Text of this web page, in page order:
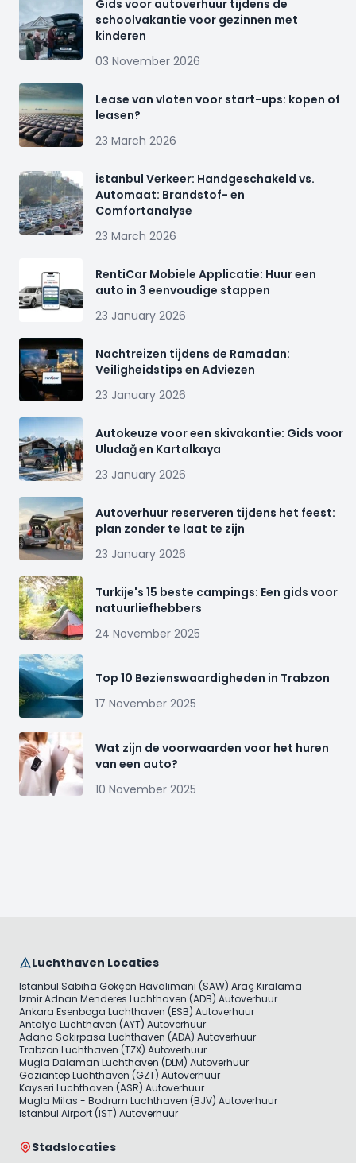
Gids voor autoverhuur tijdens de
schoolvakantie voor gezinnen met
kinderen
03 November 2026
Lease van vloten voor start-ups: kopen of
leasen?
23 March 2026
İstanbul Verkeer: Handgeschakeld vs.
Automaat: Brandstof- en
Comfortanalyse
23 March 2026
RentiCar Mobiele Applicatie: Huur een
auto in 3 eenvoudige stappen
23 January 2026
Nachtreizen tijdens de Ramadan:
Veiligheidstips en Adviezen
23 January 2026
Autokeuze voor een skivakantie: Gids voor
Uludağ en Kartalkaya
23 January 2026
Autoverhuur reserveren tijdens het feest:
plan zonder te laat te zijn
23 January 2026
Turkije's 15 beste campings: Een gids voor
natuurliefhebbers
24 November 2025
Top 10 Bezienswaardigheden in Trabzon
17 November 2025
Wat zijn de voorwaarden voor het huren
van een auto?
10 November 2025
Luchthaven Locaties
Istanbul Sabiha Gökçen Havalimanı (SAW) Araç Kiralama
Izmir Adnan Menderes Luchthaven (ADB) Autoverhuur
Ankara Esenboga Luchthaven (ESB) Autoverhuur
Antalya Luchthaven (AYT) Autoverhuur
Adana Sakirpasa Luchthaven (ADA) Autoverhuur
Trabzon Luchthaven (TZX) Autoverhuur
Mugla Dalaman Luchthaven (DLM) Autoverhuur
Gaziantep Luchthaven (GZT) Autoverhuur
Kayseri Luchthaven (ASR) Autoverhuur
Mugla Milas - Bodrum Luchthaven (BJV) Autoverhuur
Istanbul Airport (IST) Autoverhuur
Stadslocaties